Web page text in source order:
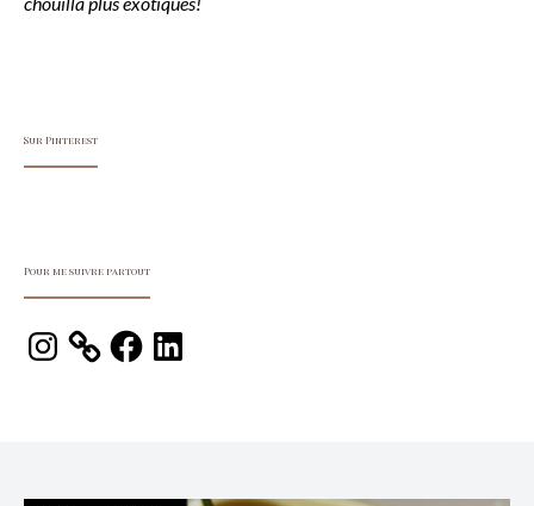
Sur Pinterest
Pour me suivre partout
Instagram FacebookLinkedIn